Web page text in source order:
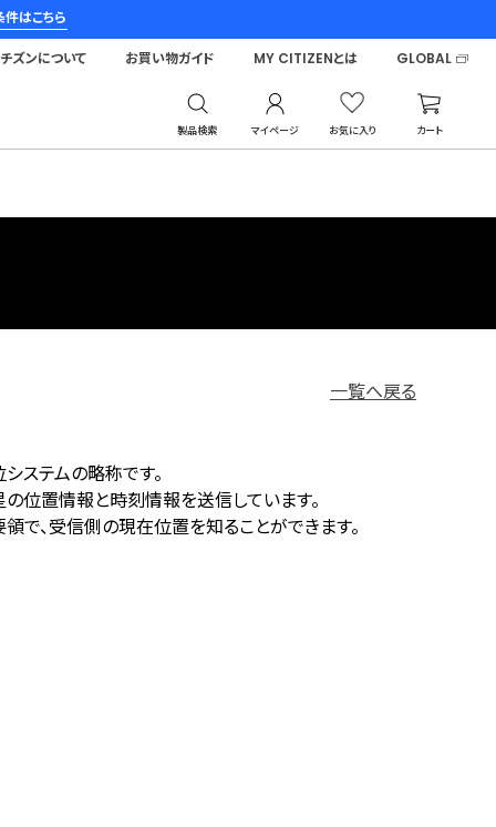
はこちら
製品検索 マイページ お気に入り カート
ズンについて お買い物ガイド MY CITIZENとは GLOBAL
一覧へ戻る
ステムの略称です。
位置情報と時刻情報を送信しています。
で、受信側の現在位置を知ることができます。